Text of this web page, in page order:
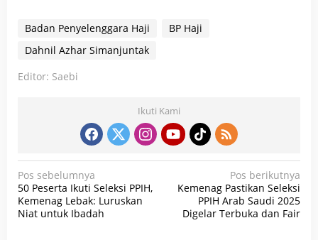
Badan Penyelenggara Haji
BP Haji
Dahnil Azhar Simanjuntak
Editor: Saebi
Ikuti Kami
N
a
v
Pos sebelumnya
50 Peserta Ikuti Seleksi PPIH,
Kemenag Lebak: Luruskan
Niat untuk Ibadah
Pos berikutnya
Kemenag Pastikan Seleksi
PPIH Arab Saudi 2025
Digelar Terbuka dan Fair